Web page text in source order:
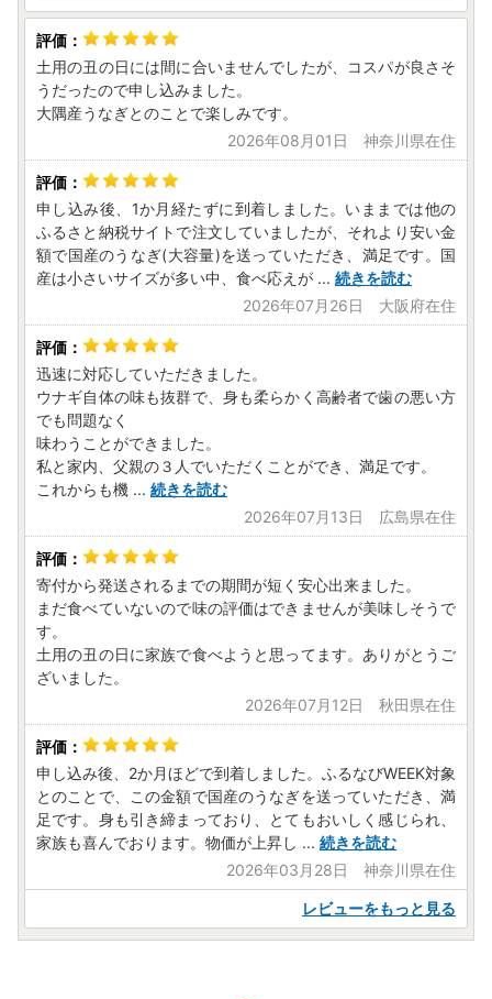
ください。
※日数が経ったものに関しましてはご対応いたしかねま
す。ご了承の上、お申し込み下さい。
● お届け日の指定はお受けしておりません。長期不在のご
予定があれば備考欄にご入力ください。
● 長期不在等により返礼品をお受取りいただけなかった場
合、再発送はできません。
● 返礼品発送前の個別連絡はいたしかねます。
● 入金確認時、返礼品発送時、ワンストップ申請書の到着
時に自動配信メールにてお知らせいたします。
● 迷惑メール対策をされている方は、「@trustbank.co.j
p」「@kanoya-furusato.jp」「@city.kanoya.lg.jp」「@ka
noya.furusato-lg.jp」からのお知らせメールが受信できるよ
うに設定してください。
● メールアドレスは正確にご入力ください。
● 熨斗・包装・名入れはお受けしておりません。
● 入金確認後、確定申告用受領証明書と、ワンストップ特
例制度希望者には申告特例申請書を寄附翌日から土日祝を除
く1ヶ月以内に郵送致します。
必要事項を記入いただき、本人確認書類を添付の上、ご
提出ください。
《 寄附金税額控除に係る申告特例申請書（以下、ワンスト
ップ特例申請）の取扱いについて 》
鹿屋市では、ワンストップ特例申請の受付業務を外部委託し
ております。
それに伴い、ワンストップ特例申請書を提出された方には、
受付済通知および不備のご連絡をメールにてお知らせしてお
ります。
迷惑メール対策をされている方は、「@city.kanoya.lg.jp」
「@kanoya.furusato-lg.jp」からのメールが受信できるよう
に設定をお願いします。
【ワンストップ特例申請書送付先】
〒897-0006
住所：鹿児島県南さつま市加世田本町41-7
宛先：鹿屋市ふるさと納税サポートセンター 宛
※鹿屋市では、ワンストップ特例申請受付を外部委託してい
ます。
土用の丑の日には間に合いませんでしたが、コスパが良さそ
うだったので申し込みました。
大隅産うなぎとのことで楽しみです。
2026年08月01日 神奈川県在住
申し込み後、1か月経たずに到着しました。いままでは他の
ふるさと納税サイトで注文していましたが、それより安い金
額で国産のうなぎ(大容量)を送っていただき、満足です。国
産は小さいサイズが多い中、食べ応えが ... 続きを読む
2026年07月26日 大阪府在住
迅速に対応していただきました。
ウナギ自体の味も抜群で、身も柔らかく高齢者で歯の悪い方
でも問題なく
味わうことができました。
私と家内、父親の３人でいただくことができ、満足です。
これからも機 ... 続きを読む
2026年07月13日 広島県在住
寄付から発送されるまでの期間が短く安心出来ました。
まだ食べていないので味の評価はできませんが美味しそうで
す。
土用の丑の日に家族で食べようと思ってます。ありがとうご
ざいました。
2026年07月12日 秋田県在住
申し込み後、2か月ほどで到着しました。ふるなびWEEK対象
とのことで、この金額で国産のうなぎを送っていただき、満
足です。身も引き締まっており、とてもおいしく感じられ、
家族も喜んでおります。物価が上昇し ... 続きを読む
2026年03月28日 神奈川県在住
レビューをもっと見る